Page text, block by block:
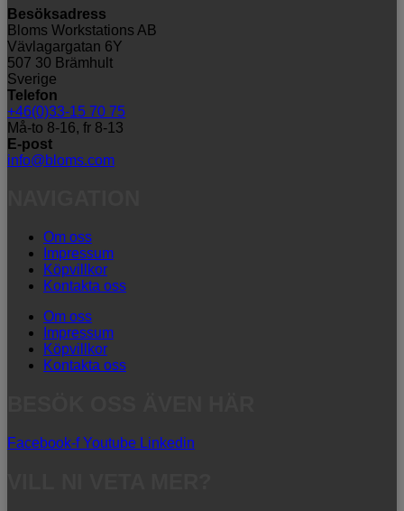
Besöksadress
Bloms Workstations AB
Vävlagargatan 6Y
507 30 Brämhult
Sverige
Telefon
+46(0)33-15 70 75
Må-to 8-16, fr 8-13
E-post
info@bloms.com
Om oss
Impressum
Köpvillkor
Kontakta oss
Om oss
Impressum
Köpvillkor
Kontakta oss
Facebook-f Youtube Linkedin